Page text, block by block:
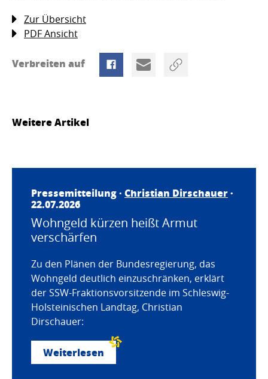
Zur Übersicht
PDF Ansicht
Verbreiten auf
Weitere Artikel
Pressemitteilung · Christian Dirschauer·
22.07.2026
Wohngeld kürzen heißt Armut
verschärfen
Zu den Plänen der Bundesregierung, das
Wohngeld deutlich einzuschränken, erklärt
der SSW-Fraktionsvorsitzende im Schleswig-
Holsteinischen Landtag, Christian
Dirschauer:
Weiterlesen